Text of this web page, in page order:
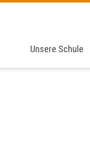
Unsere Schule